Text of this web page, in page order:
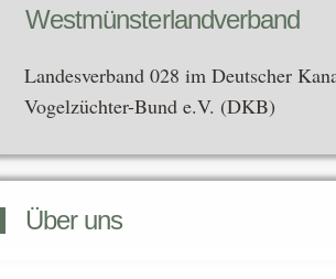
Westmünsterlandverband
Landesverband 028 im Deutscher
Vogelzüchter-Bund e.V. (DKB)
Über uns